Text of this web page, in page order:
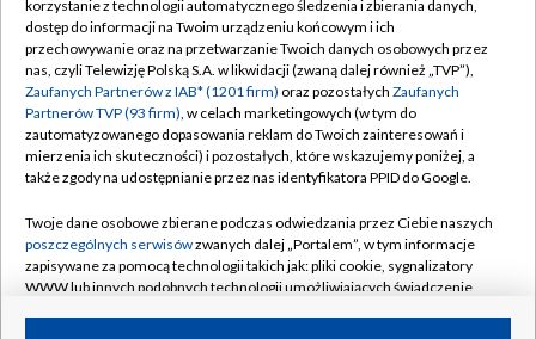
TVP
Abonament TVP
Emisja w TVP
Centrum informacji TVP
Naziemna Telewizja Cyfrowa
Rada Programowa
System NOS
Informacje o nadawcy
Regulamin TVP
Polityka prywatności
Moje zgody
Pomoc
Kontakt
Kanały
korzystanie z technologii automatycznego śledzenia i zbierania danych,
dostęp do informacji na Twoim urządzeniu końcowym i ich
przechowywanie oraz na przetwarzanie Twoich danych osobowych przez
nas, czyli Telewizję Polską S.A. w likwidacji (zwaną dalej również „TVP”),
Zaufanych Partnerów z IAB* (1201 firm) oraz pozostałych Zaufanych
Partnerów TVP (93 firm), w celach marketingowych (w tym do
zautomatyzowanego dopasowania reklam do Twoich zainteresowań i
mierzenia ich skuteczności) i pozostałych, które wskazujemy poniżej, a
także zgody na udostępnianie przez nas identyfikatora PPID do Google.
Twoje dane osobowe zbierane podczas odwiedzania przez Ciebie naszych
poszczególnych serwisówzwanych dalej „Portalem”, w tym informacje
zapisywane za pomocą technologii takich jak: pliki cookie, sygnalizatory
WWW lub innych podobnych technologii umożliwiających świadczenie